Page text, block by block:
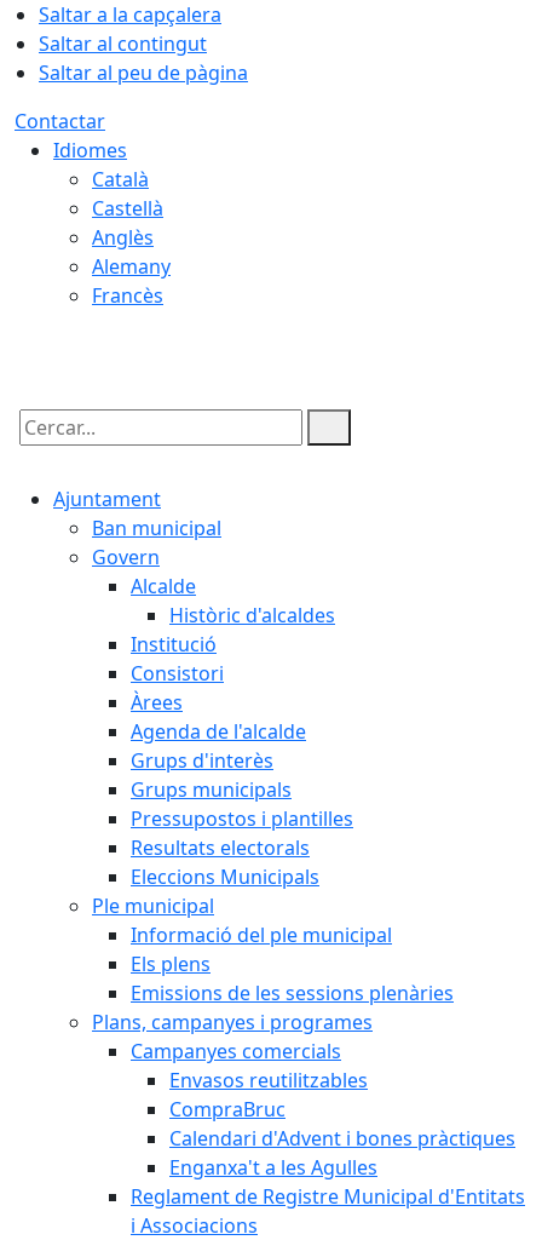
Saltar a la capçalera
Saltar al contingut
Saltar al peu de pàgina
Contactar
Idiomes
Català
Castellà
Anglès
Alemany
Francès
Cercar:
Ajuntament
Ban municipal
Govern
Alcalde
Històric d'alcaldes
Institució
Consistori
Àrees
Agenda de l'alcalde
Grups d'interès
Grups municipals
Pressupostos i plantilles
Resultats electorals
Eleccions Municipals
Ple municipal
Informació del ple municipal
Els plens
Emissions de les sessions plenàries
Plans, campanyes i programes
Campanyes comercials
Envasos reutilitzables
CompraBruc
Calendari d'Advent i bones pràctiques
Enganxa't a les Agulles
Reglament de Registre Municipal d'Entitats
i Associacions